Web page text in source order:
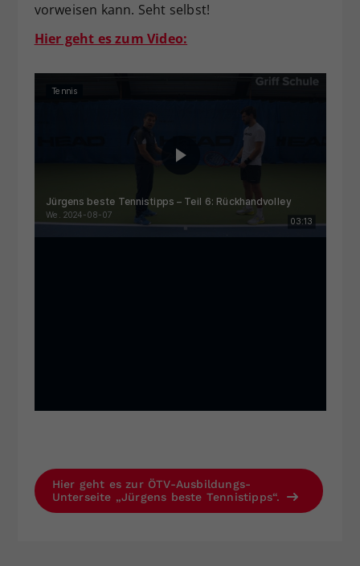
vorweisen kann. Seht selbst!
Hier geht es zum Video:
Hier geht es zur ÖTV-Ausbildungs-
Unterseite „Jürgens beste Tennistipps“.